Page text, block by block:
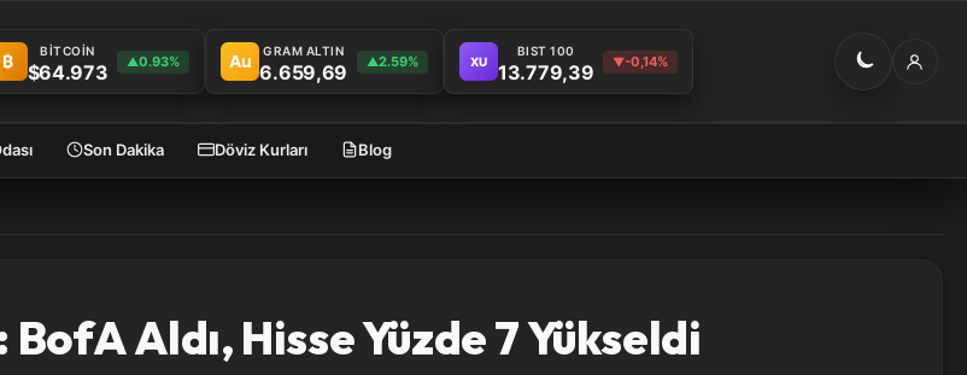
₿ BİTCOİN
$64.973 ▲0.93% Au GRAM ALTIN
6.659,69 ▲2.59% XU
BIST 100
13.779,39 ▼-0,14%
Son Dakika Döviz Kurları Blog
Aldı, Hisse Yüzde 7 Yükseldi